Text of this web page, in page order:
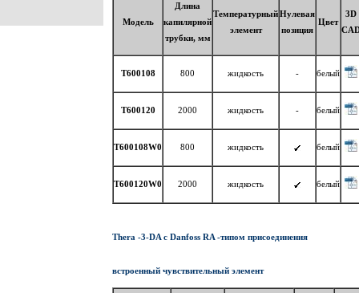
Модель
Длина
капилярной
трубки, мм
Температурный
элемент
Нулевая
позиция
Цвет
3D
T600108 800 жидкость - белый
T600120 2000 жидкость - белый
T600108W0 800 жидкость белый
T600120W0 2000 жидкость белый
Thera -3-DA c Danfoss RA -типом присоединения
встроенный чувствительный элемент